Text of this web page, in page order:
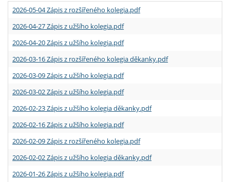
2026-05-04 Zápis z rozšířeného kolegia.pdf
2026-04-27 Zápis z užšího kolegia.pdf
2026-04-20 Zápis z užšího kolegia.pdf
2026-03-16 Zápis z rozšířeného kolegia děkanky.pdf
2026-03-09 Zápis z užšího kolegia.pdf
2026-03-02 Zápis z užšího kolegia.pdf
2026-02-23 Zápis z užšího kolegia děkanky.pdf
2026-02-16 Zápis z užšího kolegia.pdf
2026-02-09 Zápis z rozšířeného kolegia.pdf
2026-02-02 Zápis z užšího kolegia děkanky.pdf
2026-01-26 Zápis z užšího kolegia.pdf